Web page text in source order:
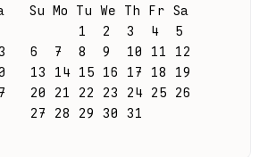
Su Mo Tu We Th Fr Sa
1  2  3  4  5
6  7  8  9  10 11 12
13 14 15 16 17 18 19
20 21 22 23 24 25 26
27 28 29 30 31